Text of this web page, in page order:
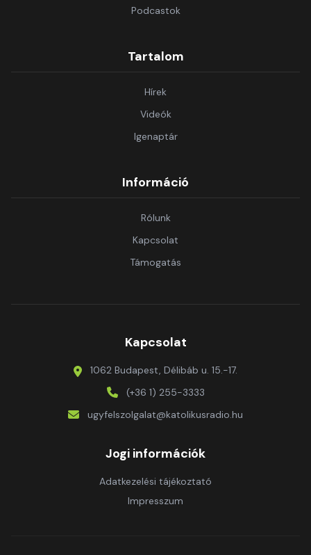
Podcastok
Tartalom
Hírek
Videók
Igenaptár
Információ
Rólunk
Kapcsolat
Támogatás
Kapcsolat
1062 Budapest, Délibáb u. 15.-17.
(+36 1) 255-3333
ugyfelszolgalat@katolikusradio.hu
Jogi információk
Adatkezelési tájékoztató
Impresszum